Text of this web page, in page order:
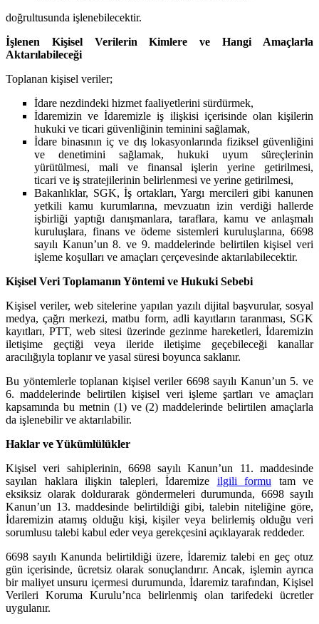
doğrultusunda işlenebilecektir.
İşlenen Kişisel Verilerin Kimlere ve Hangi Amaçlarla
Aktarılabileceği
Toplanan kişisel veriler;
İdare nezdindeki hizmet faaliyetlerini sürdürmek,
İdaremizin ve İdaremizle iş ilişkisi içerisinde olan kişilerin
hukuki ve ticari güvenliğinin teminini sağlamak,
İdare binasının iç ve dış lokasyonlarında fiziksel güvenliğini
ve denetimini sağlamak, hukuki uyum süreçlerinin
yürütülmesi, mali ve finansal işlerin yerine getirilmesi,
ticari ve iş stratejilerinin belirlenmesi ve yerine getirilmesi,
Bakanlıklar, SGK, İş ortakları, Yargı mercileri gibi kanunen
yetkili kamu kurumlarına, mevzuatın izin verdiği hallerde
işbirliği yaptığı danışmanlara, taraflara, kamu ve anlaşmalı
kuruluşlara, finans ve ödeme sistemleri kuruluşlarına, 6698
sayılı Kanun’un 8. ve 9. maddelerinde belirtilen kişisel veri
işleme koşulları ve amaçları çerçevesinde aktarılabilecektir.
Kişisel Veri Toplamanın Yöntemi ve Hukuki Sebebi
Kişisel veriler, web sitelerine yapılan yazılı dijital başvurular, sosyal
medya, çağrı merkezi, matbu form, adli kayıtların taranması, SGK
kayıtları, PTT, web sitesi üzerinde gezinme hareketleri, İdaremizin
iletişime geçtiği veya ileride iletişime geçebileceği kanallar
aracılığıyla toplanır ve yasal süresi boyunca saklanır.
Bu yöntemlerle toplanan kişisel veriler 6698 sayılı Kanun’un 5. ve
6. maddelerinde belirtilen kişisel veri işleme şartları ve amaçları
kapsamında bu metnin (1) ve (2) maddelerinde belirtilen amaçlarla
da işlenebilir ve aktarılabilir.
Haklar ve Yükümlülükler
Kişisel veri sahiplerinin, 6698 sayılı Kanun’un 11. maddesinde
sayılan haklara ilişkin talepleri, İdaremize ilgili formu tam ve
eksiksiz olarak doldurarak göndermeleri durumunda, 6698 sayılı
Kanun’un 13. maddesinde belirtildiği gibi, talebin niteliğine göre,
İdaremizin atamış olduğu kişi, kişiler veya belirlemiş olduğu veri
sorumlusu talebi kabul eder veya gerekçesini açıklayarak reddeder.
6698 sayılı Kanunda belirtildiği üzere, İdaremiz talebi en geç otuz
gün içerisinde, ücretsiz olarak sonuçlandırır. Ancak, işlemin ayrıca
bir maliyet unsuru içermesi durumunda, İdaremiz tarafından, Kişisel
Verileri Koruma Kurulu’nca belirlenmiş olan tarifedeki ücretler
uygulanır.